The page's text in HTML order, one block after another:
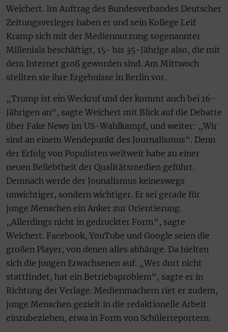
Weichert. Im Auftrag des Bundesverbandes Deutscher
Zeitungsverleger haben er und sein Kollege Leif
Kramp sich mit der Mediennutzung sogenannter
Millenials beschäftigt, 15- bis 35-Jährige also, die mit
dem Internet groß geworden sind. Am Mittwoch
stellten sie ihre Ergebnisse in Berlin vor.
„Trump ist ein Weckruf und der kommt auch bei 16-
Jährigen an“, sagte Weichert mit Blick auf die Debatte
über Fake News im US-Wahlkampf, und weiter: „Wir
sind an einem Wendepunkt des Journalismus“. Denn
der Erfolg von Populisten weltweit habe zu einer
neuen Beliebtheit der Qualitätsmedien geführt.
Demnach werde der Jounalismus keineswegs
unwichtiger, sondern wichtiger. Er sei gerade für
junge Menschen ein Anker zur Orientierung.
„Allerdings nicht in gedruckter Form“, sagte
Weichert. Facebook, YouTube und Google seien die
großen Player, von denen alles abhänge. Da hielten
sich die jungen Erwachsenen auf. „Wer dort nicht
stattfindet, hat ein Betriebsproblem“, sagte er in
Richtung der Verlage. Medienmachern riet er zudem,
junge Menschen gezielt in die redaktionelle Arbeit
einzubeziehen, etwa in Form von Schülerreportern.